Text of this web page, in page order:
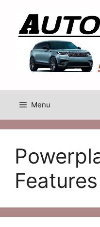
content
Menu
Features